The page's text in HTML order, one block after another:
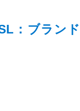
：ブラン